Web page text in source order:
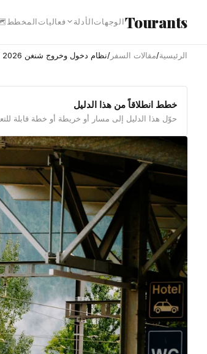
Tourantsالوجهاتالأدلة فعالياتالمخطط
الرئيسية/مقالات السفر /نظام دخول وخروج شنغن EES 2026: دليل أساسي
خطط انطلاقاً من هذا الدليل
حوّل هذا الدليل إلى مسار أو خريطة أو خطة قابلة